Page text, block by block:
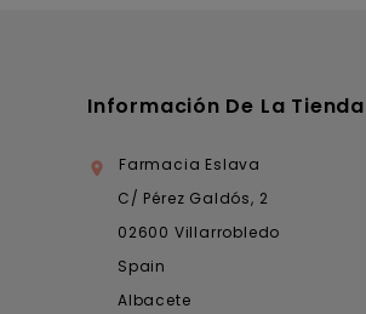
Información De La Tienda

Farmacia Eslava
C/ Pérez Galdós, 2
02600 Villarrobledo
Spain
Albacete